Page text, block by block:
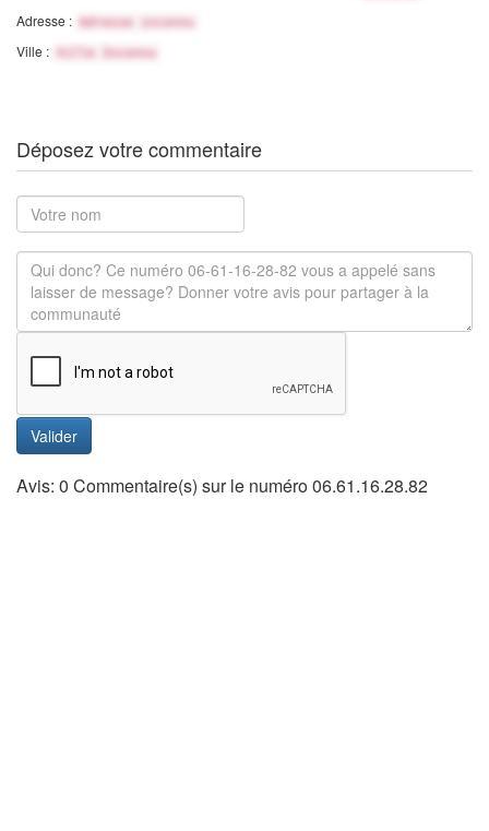
Adresse : Adresse inconnu
Ville : Ville Inconnu
Déposez votre commentaire
Valider
Avis: 0 Commentaire(s) sur le numéro 06.61.16.28.82